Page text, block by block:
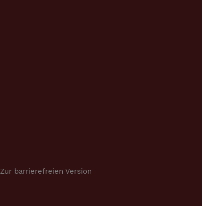
Zur barrierefreien Version